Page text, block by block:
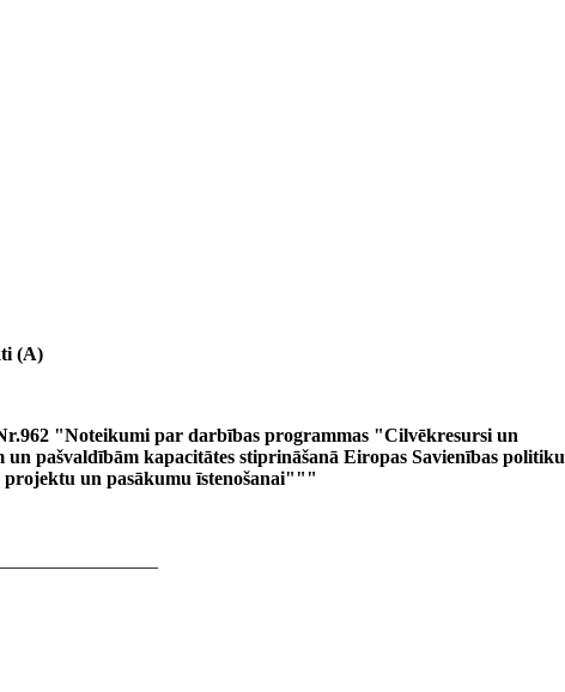
(A)
"Noteikumi par darbības programmas "Cilvēkresursi un
pašvaldībām kapacitātes stiprināšanā Eiropas Savienības politiku
projektu un pasākumu īstenošanai"""